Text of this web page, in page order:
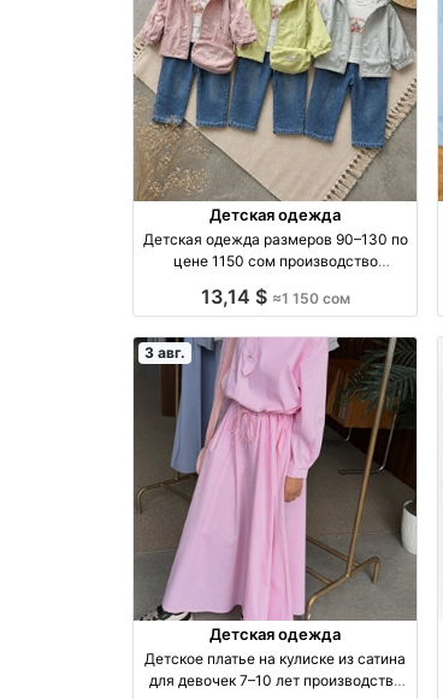
Детская одежда
Детская одежда размеров 90–130 по
цене 1150 сом производство
13,14 $ ≈1 150 сом
3 авг.
Детская одежда
Детское платье на кулиске из сатина
для девочек 7–10 лет производство